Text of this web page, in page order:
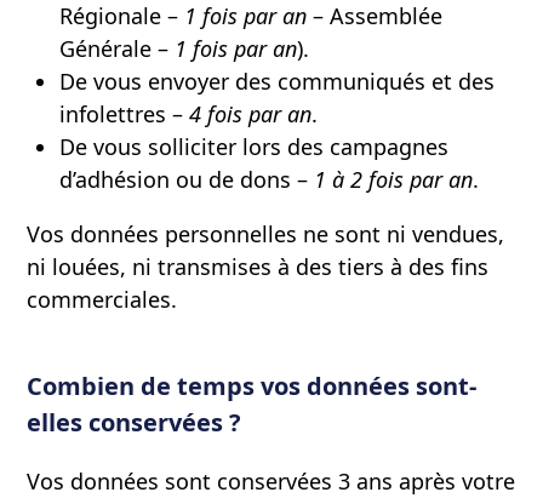
Régionale – 1 fois par an – Assemblée
Générale – 1 fois par an).
De vous envoyer des communiqués et des
infolettres – 4 fois par an.
De vous solliciter lors des campagnes
d’adhésion ou de dons – 1 à 2 fois par an.
Vos données personnelles ne sont ni vendues,
ni louées, ni transmises à des tiers à des fins
commerciales.
Combien de temps vos données sont-
elles conservées ?
Vos données sont conservées 3 ans après votre